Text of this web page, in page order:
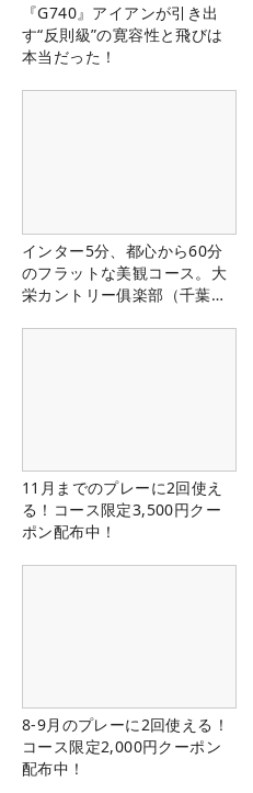
『G740』アイアンが引き出
す“反則級”の寛容性と飛びは
本当だった！
インター5分、都心から60分
のフラットな美観コース。大
栄カントリー俱楽部（千葉
11月までのプレーに2回使え
る！コース限定3,500円クー
ポン配布中！
8-9月のプレーに2回使える！
コース限定2,000円クーポン
配布中！